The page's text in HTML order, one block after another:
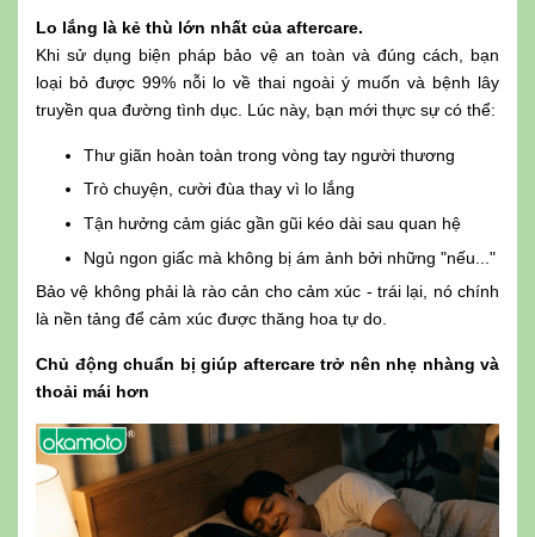
Lo lắng là kẻ thù lớn nhất của aftercare.
Khi sử dụng biện pháp bảo vệ an toàn và đúng cách, bạn
loại bỏ được 99% nỗi lo về thai ngoài ý muốn và bệnh lây
truyền qua đường tình dục. Lúc này, bạn mới thực sự có thể:
Thư giãn hoàn toàn trong vòng tay người thương
Trò chuyện, cười đùa thay vì lo lắng
Tận hưởng cảm giác gần gũi kéo dài sau quan hệ
Ngủ ngon giấc mà không bị ám ảnh bởi những "nếu..."
Bảo vệ không phải là rào cản cho cảm xúc - trái lại, nó chính
là nền tảng để cảm xúc được thăng hoa tự do.
Chủ động chuẩn bị giúp aftercare trở nên nhẹ nhàng và
thoải mái hơn